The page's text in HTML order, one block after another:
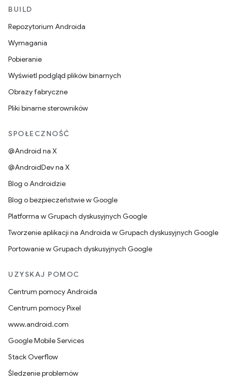
BUILD
Repozytorium Androida
Wymagania
Pobieranie
Wyświetl podgląd plików binarnych
Obrazy fabryczne
Pliki binarne sterowników
SPOŁECZNOŚĆ
@Android na X
@AndroidDev na X
Blog o Androidzie
Blog o bezpieczeństwie w Google
Platforma w Grupach dyskusyjnych Google
Tworzenie aplikacji na Androida w Grupach dyskusyjnych Google
Portowanie w Grupach dyskusyjnych Google
UZYSKAJ POMOC
Centrum pomocy Androida
Centrum pomocy Pixel
www.android.com
Google Mobile Services
Stack Overflow
Śledzenie problemów